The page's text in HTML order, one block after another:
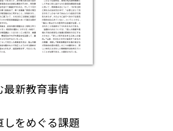
最新教育事情
をめぐる課題